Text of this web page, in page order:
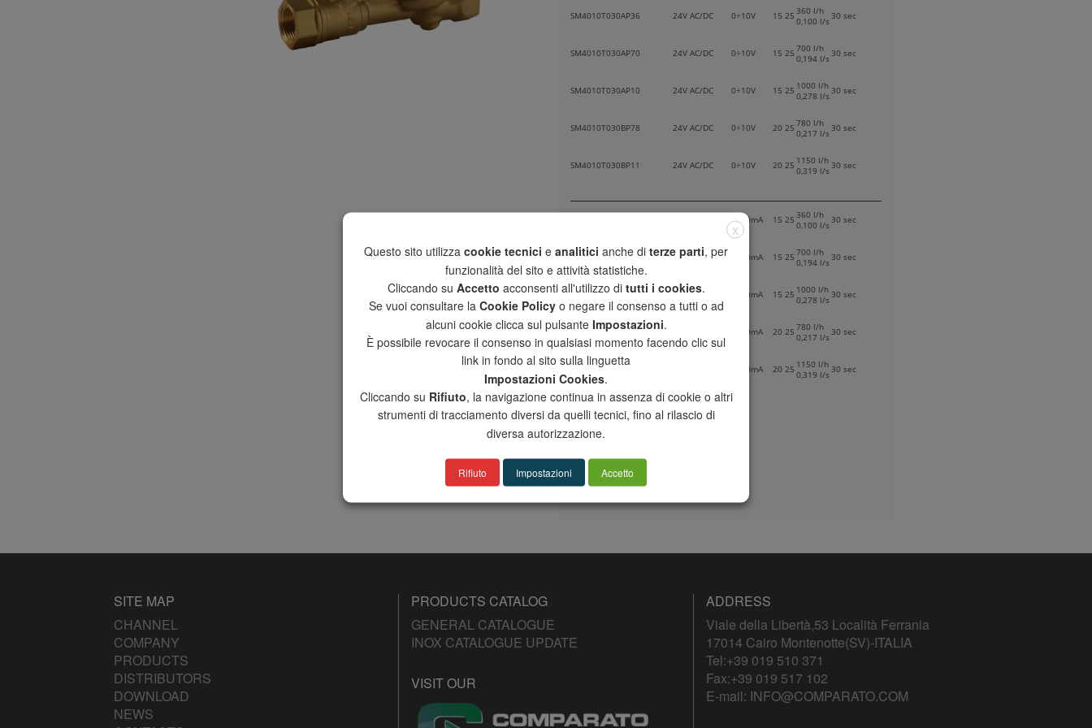
SM4010T030AP36 24V AC/DC 0÷10V 15 25 360 l/h
0,100 l/s
30 sec
SM4010T030AP70 24V AC/DC 0÷10V 15 25 700 l/h
0,194 l/s
30 sec
SM4010T030AP10 24V AC/DC 0÷10V 15 25 1000 l/h
0,278 l/s
30 sec
SM4010T030BP78 24V AC/DC 0÷10V 20 25 780 l/h
0,217 l/s
30 sec
SM4010T030BP11 24V AC/DC 0÷10V 20 25 1150 l/h
0,319 l/s
30 sec
4÷20mA 15 25 360 l/h
0,100 l/s
30 sec
SM4420T030AP70 24V AC/DC 4÷20mA 15 25 700 l/h
0,194 l/s
30 sec
SM4420T030AP10 24V AC/DC 4÷20mA 15 25 1000 l/h
0,278 l/s
30 sec
SM4420T030BP78 4÷20mA 20 25 780 l/h
0,217 l/s
30 sec
SM4420T030BP11 4÷20mA 20 25 1150 l/h
0,319 l/s
30 sec
Per altri modelli della
serie Sintesi
Smart, contattare i nostri
Uffici /
models of Sintesi Smart
actuators
SITE MAP
CHANNEL
COMPANY
PRODUCTS
DISTRIBUTORS
DOWNLOAD
NEWS
PRODUCTS CATALOG
GENERAL CATALOGUE
INOX CATALOGUE UPDATE
VISIT OUR
ADDRESS
Viale della Libertà,53 Località Ferrania
17014 Cairo Montenotte(SV)-ITALIA
Tel:+39 019 510 371
Fax:+39 019 517 102
E-mail: INFO@COMPARATO.COM
X
Questo sito utilizza cookie tecnici e analitici anche di terze parti, per
funzionalità del sito e attività statistiche.
Cliccando su Accetto acconsenti all'utilizzo di tutti i cookies.
Se vuoi consultare la Cookie Policyo negare il consenso a tutti o ad
alcuni cookie clicca sul pulsante Impostazioni.
È possibile revocare il consenso in qualsiasi momento facendo clic sul
link in fondo al sito sulla linguetta
Impostazioni Cookies.
Cliccando su Rifiuto, la navigazione continua in assenza di cookie o altri
strumenti di tracciamento diversi da quelli tecnici, fino al rilascio di
diversa autorizzazione.
Rifiuto Impostazioni Accetto